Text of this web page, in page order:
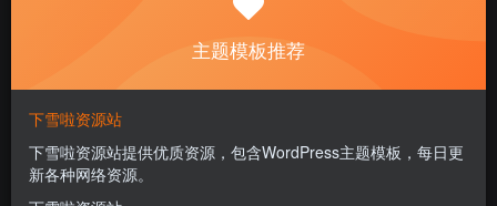
WordPress主题–
WooCommerce商店主题
主题模板推荐
下雪啦资源站
下雪啦资源站提供优质资源，包含WordPress主题模板，每日更
新各种网络资源。